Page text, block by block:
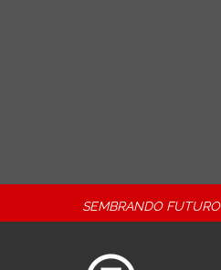
SEMBRANDO FUTURO